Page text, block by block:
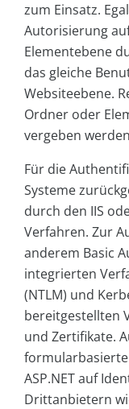
zum Einsatz.
Autorisierung
Elementebene
das gleiche
Websiteebene.
Ordner oder
vergeben
Für die
Systeme
durch den IIS
Verfahren. Zur
anderem Basic
integrierten
(NTLM) und
bereitgestellten
und Zertifikate.
ASP.NET auf
Drittanbietern